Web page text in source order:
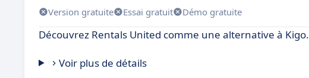
Version gratuite Essai gratuit Démo gratuite
Découvrez Rentals United comme une alternative à Kigo.
Voir plus de détails